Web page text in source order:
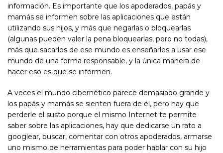
información. Es importante que los apoderados, papás y
mamás se informen sobre las aplicaciones que están
utilizando sus hijos, y más que negarlas o bloquearlas
(algunas pueden valer la pena bloquearlas, pero no todas),
más que sacarlos de ese mundo es enseñarles a usar ese
mundo de una forma responsable, y la única manera de
hacer eso es que se informen.
A veces el mundo cibernético parece demasiado grande y
los papás y mamás se sienten fuera de él, pero hay que
perderle el susto porque el mismo Internet te permite
saber sobre las aplicaciones, hay que dedicarse un rato a
googlear, buscar, comentar con otros apoderados, armarse
uno mismo de herramientas para poder hablar con su hijo